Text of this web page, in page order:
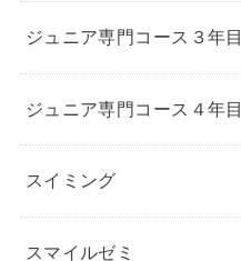
ジュニア専門コース３年目
ジュニア専門コース４年目
スイミング
スマイルゼミ